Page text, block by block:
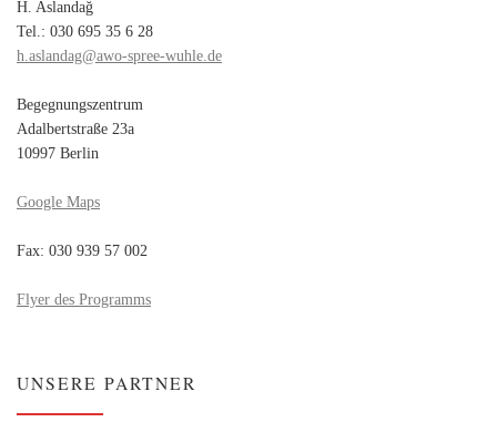
H. Aslandağ
Tel.: 030 695 35 6 28
h.aslandag@awo-spree-wuhle.de
Begegnungszentrum
Adalbertstraße 23a
10997 Berlin
Google Maps
Fax: 030 939 57 002
Flyer des Programms
UNSERE PARTNER